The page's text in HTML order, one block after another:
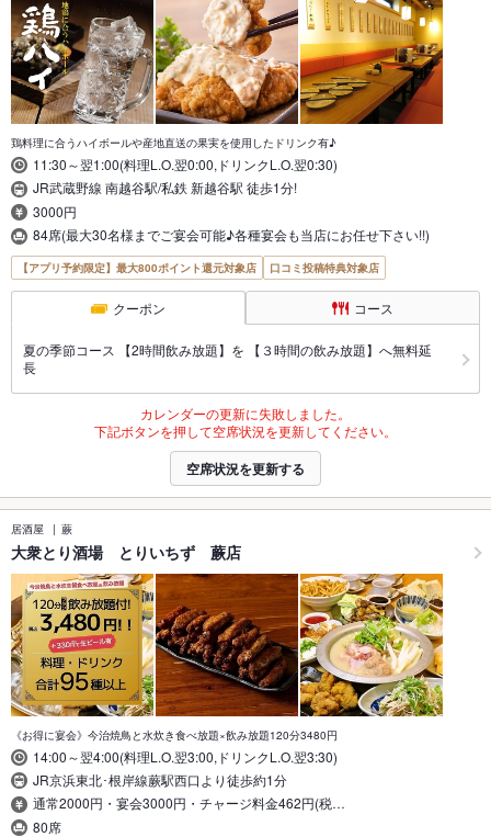
鶏料理に合うハイボールや産地直送の果実を使用したドリンク有♪
11:30～翌1:00(料理L.O.翌0:00,ドリンクL.O.翌0:30)
JR武蔵野線 南越谷駅/私鉄 新越谷駅 徒歩1分!
3000円
84席(最大30名様までご宴会可能♪各種宴会も当店にお任せ下さい!!)
【アプリ予約限定】最大800ポイント還元対象店 口コミ投稿特典対象店
クーポン コース
夏の季節コース 【2時間飲み放題】を 【３時間の飲み放題】へ無料延
長
カレンダーの更新に失敗しました。
下記ボタンを押して空席状況を更新してください。
空席状況を更新する
居酒屋 蕨
大衆とり酒場 とりいちず 蕨店
《お得に宴会》今治焼鳥と水炊き食べ放題×飲み放題120分3480円
14:00～翌4:00(料理L.O.翌3:00,ドリンクL.O.翌3:30)
JR京浜東北･根岸線蕨駅西口より徒歩約1分
通常2000円・宴会3000円・チャージ料金462円(税…
80席